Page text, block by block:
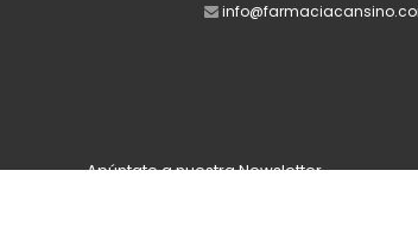
Apúntate a nuestra Newsletter